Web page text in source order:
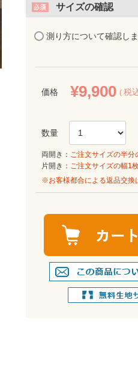
サイズの確認
測り方について確認し
価格 ¥9,900 税
両開き： ご注文サイズの半分
片開き： ご注文サイズの幅1
※お客様都合による返品交換